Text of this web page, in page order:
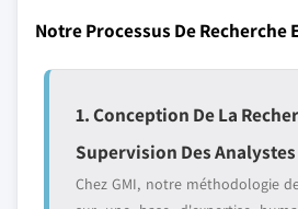
Notre Processus De Recherche
1. Conception De La
Supervision Des Analystes
Chez GMI, notre méthodologie